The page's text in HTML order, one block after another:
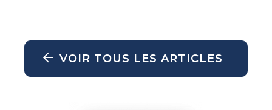
VOIR TOUS LES ARTICLES